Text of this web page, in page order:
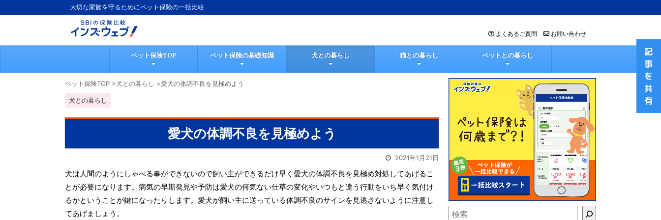
大切な家族を守るためにペット保険の一括比較
よくあるご質問 お問い合わせ
ペット保険TOP ペット保険の基礎知識 犬との暮らし 猫との暮らし ペットとの暮らし
ペット保険TOP >犬との暮らし >愛犬の体調不良を見極めよう
犬との暮らし
愛犬の体調不良を見極めよう
2021年1月21日
犬は人間のようにしゃべる事ができないので飼い主ができるだけ早く愛犬の体調不良を見極め対処してあげるこ
とが必要になります。病気の早期発見や予防は愛犬の何気ない仕草の変化やいつもと違う行動をいち早く気付け
るかということが鍵になったりします。愛犬が飼い主に送っている体調不良のサインを見逃さないように注意し
てあげましょう。